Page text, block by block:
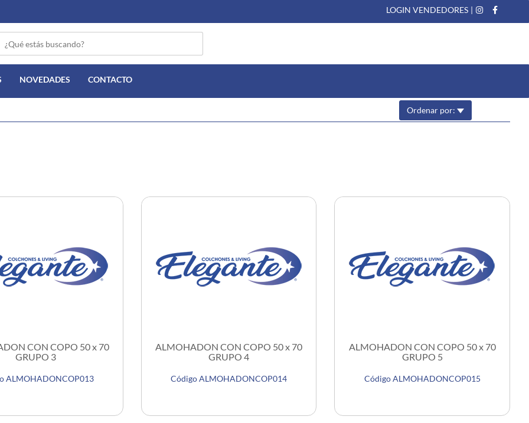
LOGIN VENDEDORES |
NOVEDADES CONTACTO
Ordenar por:
CON COPO 50 x 70
GRUPO 3
ALMOHADONCOP013
ALMOHADON CON COPO 50 x 70
GRUPO 4
Código ALMOHADONCOP014
ALMOHADON CON COPO 50 x 70
GRUPO 5
Código ALMOHADONCOP015